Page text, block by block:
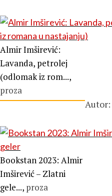
Almir Imširević:
Lavanda, petrolej
(odlomak iz rom...,
proza
Autor:
Bookstan 2023: Almir
Imširević – Zlatni
gele..., proza